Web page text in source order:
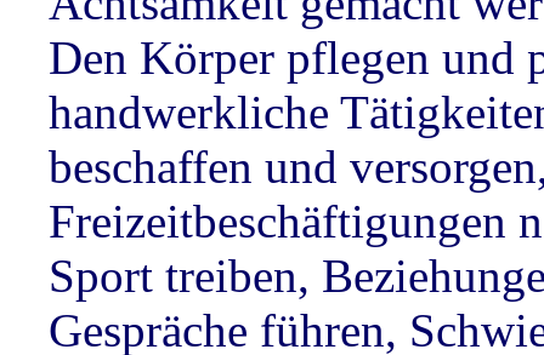
Den Körper pflegen und
handwerkliche
beschaffen und
Freizeitbeschäftigungen
Sport treiben,
Gespräche führen,